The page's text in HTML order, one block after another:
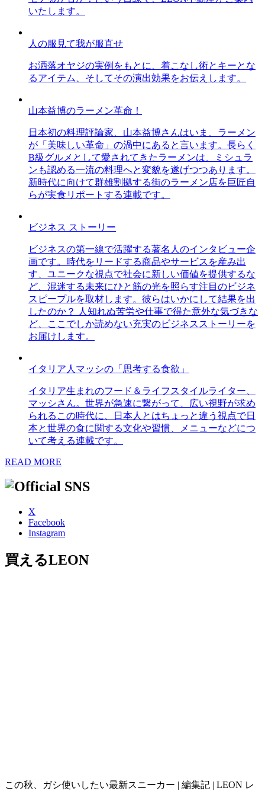
いたします。
人の服見て我が服直せ
お洒落オヤジの実例をもとに、着こなし術とキーとな
るアイテム、そしてその演出効果をお伝えします。
山本益博のラーメン革命！
日本初の料理評論家、山本益博さんはいま、ラーメン
が「美味しい革命」の渦中にあると言います。長らく
B級グルメとして愛されてきたラーメンは、ミシュラ
ンも認める一流の料理へと変貌を遂げつつあります。
新時代に向けて群雄割拠する街のラーメン店を巨匠自
らが実食リポートする連載です。
ビジネス ストーリー
ビジネスの第一線で活躍する著名人のインタビュー企
画です。時代をリードする商品やサービスを産み出
す、ユニークな視点で社会に新しい価値を提供するな
ど、混迷する未来にひと筋の光を照らす注目のビジネ
スピープルを取材します。彼らはいかにして結果を出
したのか？ 人知れぬ苦労や仕事で得た意外な気づきな
ど、ここでしか読めない充実のビジネスストーリーを
お届けします。
イタリア人マッシの「思考する食欲」
イタリア生まれのフード＆ライフスタイルライター、
マッシさん。世界が急速に繋がって、広い視野が求め
られるこの時代に、日本人とはちょっと違う視点で日
本と世界の食に関する文化や習慣、メニューなどにつ
いて考える連載です。
READ MORE
X
Facebook
Instagram
買えるLEON
この秋、ガシ使いしたい最新スニーカー | 編集記 | LEON レ